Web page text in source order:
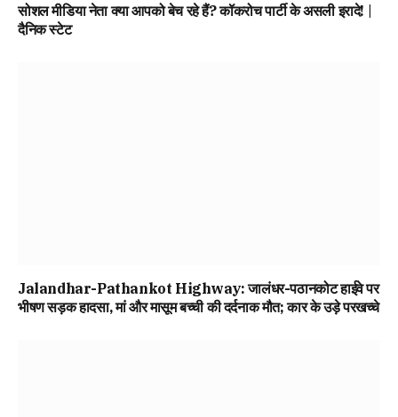
सोशल मीडिया नेता क्या आपको बेच रहे हैं? कॉकरोच पार्टी के असली इरादे! |
दैनिक स्टेट
Jalandhar-Pathankot Highway: जालंधर-पठानकोट हाईवे पर
भीषण सड़क हादसा, मां और मासूम बच्ची की दर्दनाक मौत; कार के उड़े परखच्चे